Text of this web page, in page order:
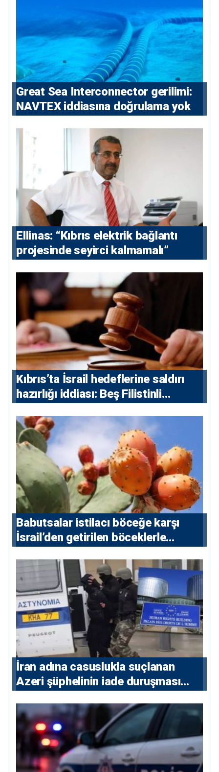
Great Sea Interconnector gerilimi:
NAVTEX iddiasına doğrulama yok
Ellinas: “Kıbrıs elektrik bağlantı
projesinde seyirci kalmamalı”
Kıbrıs’ta İsrail hedeflerine saldırı
hazırlığı iddiası: Beş Filistinli
Babutsalar istilacı böceğe karşı
İsrail’den getirilen böceklerle
İran adına casuslukla suçlanan
Azeri şüphelinin iade duruşması